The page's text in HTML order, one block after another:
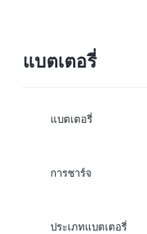
แบตเตอรี่
แบตเตอรี่
การชาร์จ
ประเภทแบตเตอรี่